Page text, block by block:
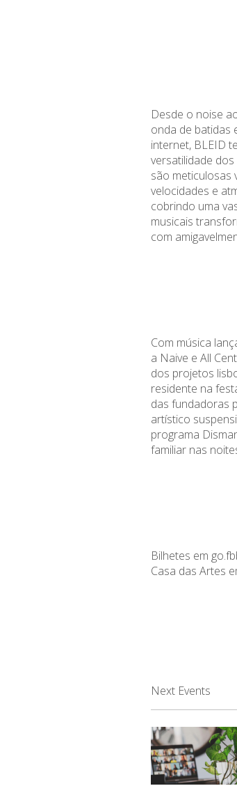
Desde o noise
onda de batidas
internet, BLEID
versatilidade dos
são meticulosas
velocidades e
cobrindo uma
musicais
com
Com música
a Naive e All
dos projetos
residente na
das fundadoras
artístico
programa
familiar nas
Bilhetes em
Casa das Artes
Next Events